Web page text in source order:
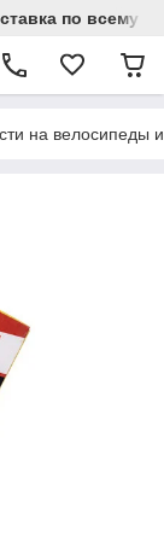
по всему
на велосипеды